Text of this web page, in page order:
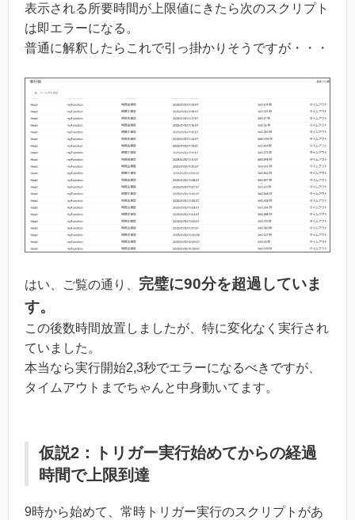
表示される所要時間が上限値にきたら次のスクリプト
は即エラーになる。
普通に解釈したらこれで引っ掛かりそうですが・・・
はい、ご覧の通り、 完璧に90分を超過していま
す。
この後数時間放置しましたが、特に変化なく実行され
ていました。
本当なら実行開始2,3秒でエラーになるべきですが、
タイムアウトまでちゃんと中身動いてます。
仮説2：トリガー実行始めてからの経過
時間で上限到達
9時から始めて、常時トリガー実行のスクリプトがあ